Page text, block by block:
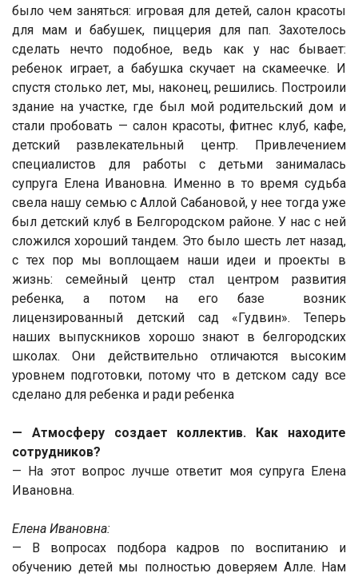
было чем заняться: игровая для детей, салон красоты
для мам и бабушек, пиццерия для пап. Захотелось
сделать нечто подобное, ведь как у нас бывает:
ребенок играет, а бабушка скучает на скамеечке. И
спустя столько лет, мы, наконец, решились. Построили
здание на участке, где был мой родительский дом и
стали пробовать — салон красоты, фитнес клуб, кафе,
детский развлекательный центр. Привлечением
специалистов для работы с детьми занималась
супруга Елена Ивановна. Именно в то время судьба
свела нашу семью с Аллой Сабановой, у нее тогда уже
был детский клуб в Белгородском районе. У нас с ней
сложился хороший тандем. Это было шесть лет назад,
с тех пор мы воплощаем наши идеи и проекты в
жизнь: семейный центр стал центром развития
ребенка, а потом на его базе возник
лицензированный детский сад «Гудвин». Теперь
наших выпускников хорошо знают в белгородских
школах. Они действительно отличаются высоким
уровнем подготовки, потому что в детском саду все
сделано для ребенка и ради ребенка
— Атмосферу создает коллектив. Как находите
сотрудников?
— На этот вопрос лучше ответит моя супруга Елена
Ивановна.
Елена Ивановна:
— В вопросах подбора кадров по воспитанию и
обучению детей мы полностью доверяем Алле. Нам